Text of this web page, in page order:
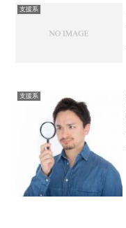
支援系
支援系